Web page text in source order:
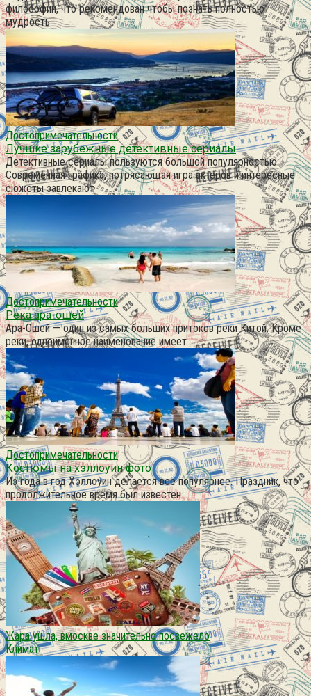
философии, что рекомендован чтобы познать полностью
мудрость
Достопримечательности
Лучшие зарубежные детективные сериалы
Детективные сериалы пользуются большой популярностью.
Современная графика, потрясающая игра актеров и интересные
сюжеты завлекают
Достопримечательности
Река ара-ошей
Ара-Ошей — один из самых больших притоков реки Китой. Кроме
реки, одноименное наименование имеет
Достопримечательности
Костюмы на хэллоуин фото
Из года в год Хэллоуин делается всё популярнее. Праздник, что
продолжительное время был известен
Жара ушла, вмоскве значительно посвежело
Климат